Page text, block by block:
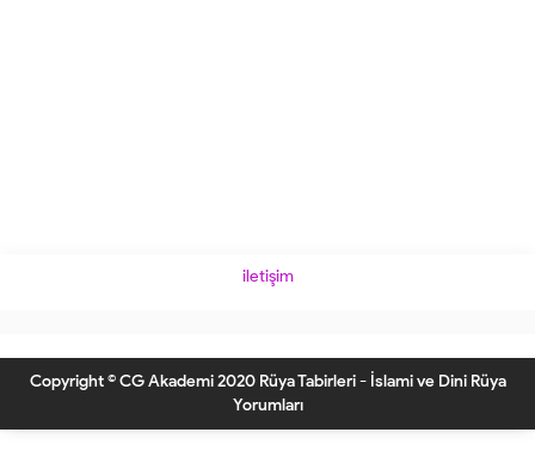
iletişim
Copyright © CG Akademi 2020 Rüya Tabirleri - İslami ve Dini Rüya
Yorumları